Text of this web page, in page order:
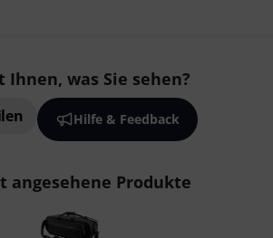
Ihnen, was Sie sehen?
Hilfe & Feedback
angesehene Produkte